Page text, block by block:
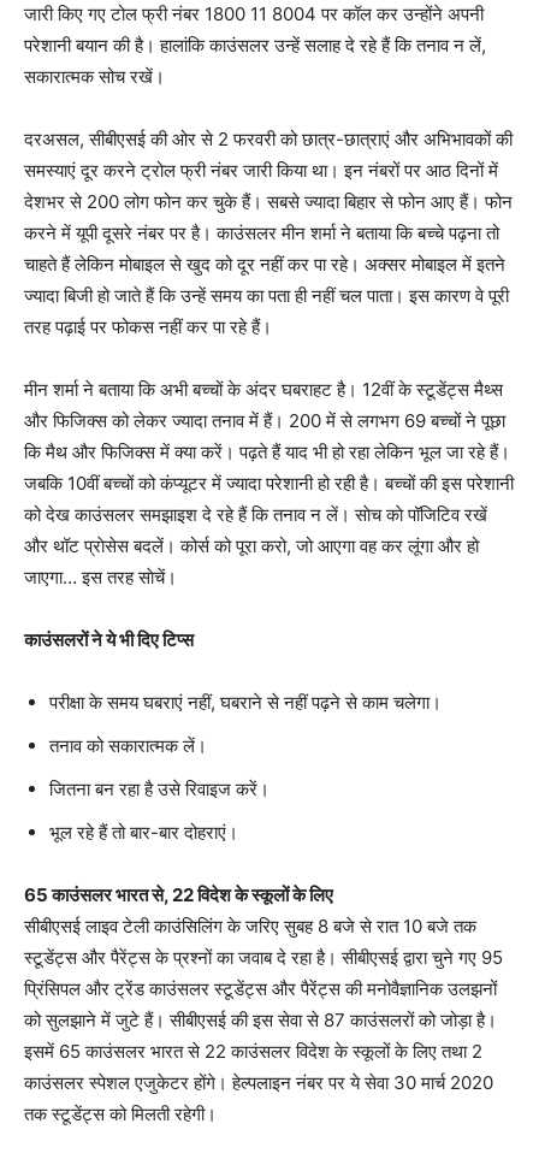
जारी किए गए टोल फ्री नंबर 1800 11 8004 पर कॉल कर उन्होंने अपनी
परेशानी बयान की है। हालांकि काउंसलर उन्हें सलाह दे रहे हैं कि तनाव न लें,
सकारात्मक सोच रखें।
दरअसल, सीबीएसई की ओर से 2 फरवरी को छात्र-छात्राएं और अभिभावकों की
समस्याएं दूर करने ट्रोल फ्री नंबर जारी किया था। इन नंबरों पर आठ दिनों में
देशभर से 200 लोग फोन कर चुके हैं। सबसे ज्यादा बिहार से फोन आए हैं। फोन
करने में यूपी दूसरे नंबर पर है। काउंसलर मीन शर्मा ने बताया कि बच्चे पढ़ना तो
चाहते हैं लेकिन मोबाइल से खुद को दूर नहीं कर पा रहे। अक्सर मोबाइल में इतने
ज्यादा बिजी हो जाते हैं कि उन्हें समय का पता ही नहीं चल पाता। इस कारण वे पूरी
तरह पढ़ाई पर फोकस नहीं कर पा रहे हैं।
मीन शर्मा ने बताया कि अभी बच्चों के अंदर घबराहट है। 12वीं के स्टूडेंट्स मैथ्स
और फिजिक्स को लेकर ज्यादा तनाव में हैं। 200 में से लगभग 69 बच्चों ने पूछा
कि मैथ और फिजिक्स में क्या करें। पढ़ते हैं याद भी हो रहा लेकिन भूल जा रहे हैं।
जबकि 10वीं बच्चों को कंप्यूटर में ज्यादा परेशानी हो रही है। बच्चों की इस परेशानी
को देख काउंसलर समझाइश दे रहे हैं कि तनाव न लें। साेच काे पॉजिटिव रखें
और थॉट प्राेसेस बदलें। कोर्स को पूरा करो, जो आएगा वह कर लूंगा और हो
जाएगा… इस तरह साेचें।
काउंसलरों ने ये भी दिए टिप्स
परीक्षा के समय घबराएं नहीं, घबराने से नहीं पढ़ने से काम चलेगा।
तनाव को सकारात्मक लें।
जितना बन रहा है उसे रिवाइज करें।
भूल रहे हैं तो बार-बार दोहराएं।
65 काउंसलर भारत से, 22 विदेश के स्कूलों के लिए
सीबीएसई लाइव टेली काउंसिलिंग के जरिए सुबह 8 बजे से रात 10 बजे तक
स्टूडेंट्स और पैरेंट्स के प्रश्नों का जवाब दे रहा है। सीबीएसई द्वारा चुने गए 95
प्रिंसिपल और ट्रेंड काउंसलर स्टूडेंट्स और पैरेंट्स की मनोवैज्ञानिक उलझनों
को सुलझाने में जुटे हैं। सीबीएसई की इस सेवा से 87 काउंसलरों को जोड़ा है।
इसमें 65 काउंसलर भारत से 22 काउंसलर विदेश के स्कूलों के लिए तथा 2
काउंसलर स्पेशल एजुकेटर होंगे। हेल्पलाइन नंबर पर ये सेवा 30 मार्च 2020
तक स्टूडेंट्स को मिलती रहेगी।